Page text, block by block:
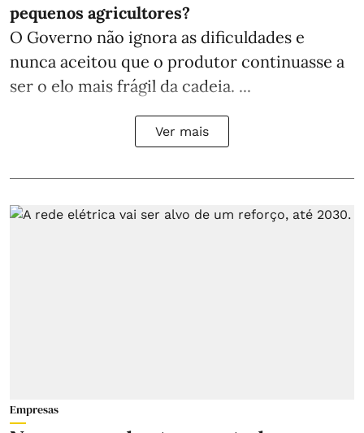
pequenos agricultores?
O Governo não ignora as dificuldades e
nunca aceitou que o produtor continuasse a
ser o elo mais frágil da cadeia. ...
Ver mais
Empresas